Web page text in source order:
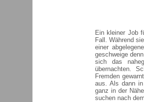
Ein kleiner Job
Fall. Während
einer
geschweige
sich das
übernachten.
Fremden
aus. Als dann
ganz in der
suchen nach